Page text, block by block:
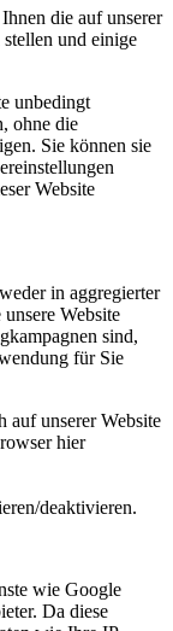
die auf unserer
und einige
unbedingt
ohne die
Sie können sie
Website
in aggregierter
Website
sind,
für Sie
auf unserer Website
hier
deaktivieren.
wie Google
Da diese